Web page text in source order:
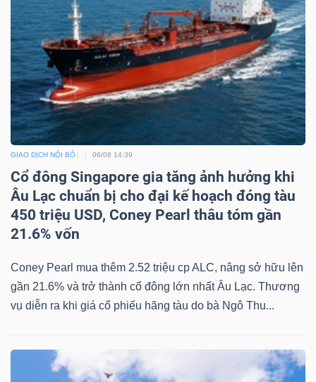
GIAO DỊCH NỘI BỘ 06/08 14:39
Cổ đông Singapore gia tăng ảnh hưởng khi
Âu Lạc chuẩn bị cho đại kế hoạch đóng tàu
450 triệu USD, Coney Pearl thâu tóm gần
21.6% vốn
Coney Pearl mua thêm 2.52 triệu cp ALC, nâng sở hữu lên
gần 21.6% và trở thành cổ đông lớn nhất Âu Lạc. Thương
vụ diễn ra khi giá cổ phiếu hãng tàu do bà Ngô Thu...
TRÁI
PHIẾU
CỤ
ĐẦU
TRUY
XUẤT
LIỆU